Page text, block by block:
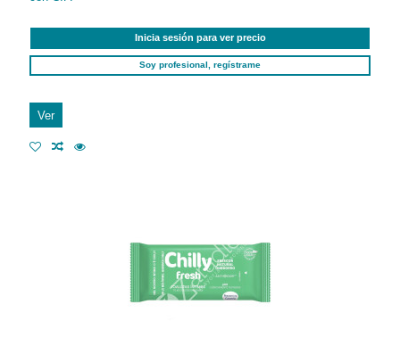
Inicia sesión para ver precio
Soy profesional, regístrame
Ver